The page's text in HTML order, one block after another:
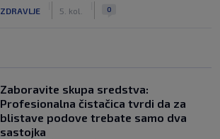
ZDRAVLJE 5. kol. 0
Zaboravite skupa sredstva:
Profesionalna čistačica tvrdi da za
blistave podove trebate samo dva
sastojka